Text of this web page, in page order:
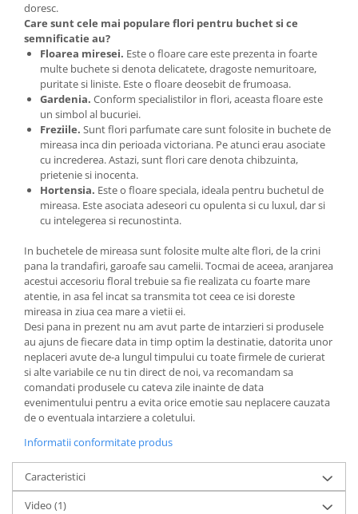
doresc.
Care sunt cele mai populare flori pentru buchet si ce
semnificatie au?
Floarea miresei. Este o floare care este prezenta in foarte
multe buchete si denota delicatete, dragoste nemuritoare,
puritate si liniste. Este o floare deosebit de frumoasa.
Gardenia. Conform specialistilor in flori, aceasta floare este
un simbol al bucuriei.
Freziile. Sunt flori parfumate care sunt folosite in buchete de
mireasa inca din perioada victoriana. Pe atunci erau asociate
cu increderea. Astazi, sunt flori care denota chibzuinta,
prietenie si inocenta.
Hortensia. Este o floare speciala, ideala pentru buchetul de
mireasa. Este asociata adeseori cu opulenta si cu luxul, dar si
cu intelegerea si recunostinta.
In buchetele de mireasa sunt folosite multe alte flori, de la crini
pana la trandafiri, garoafe sau camelii. Tocmai de aceea, aranjarea
acestui accesoriu floral trebuie sa fie realizata cu foarte mare
atentie, in asa fel incat sa transmita tot ceea ce isi doreste
mireasa in ziua cea mare a vietii ei.
Desi pana in prezent nu am avut parte de intarzieri si produsele
au ajuns de fiecare data in timp optim la destinatie, datorita unor
neplaceri avute de-a lungul timpului cu toate firmele de curierat
si alte variabile ce nu tin direct de noi, va recomandam sa
comandati produsele cu cateva zile inainte de data
evenimentului pentru a evita orice emotie sau neplacere cauzata
de o eventuala intarziere a coletului.
Informatii conformitate produs
Caracteristici
Video (1)